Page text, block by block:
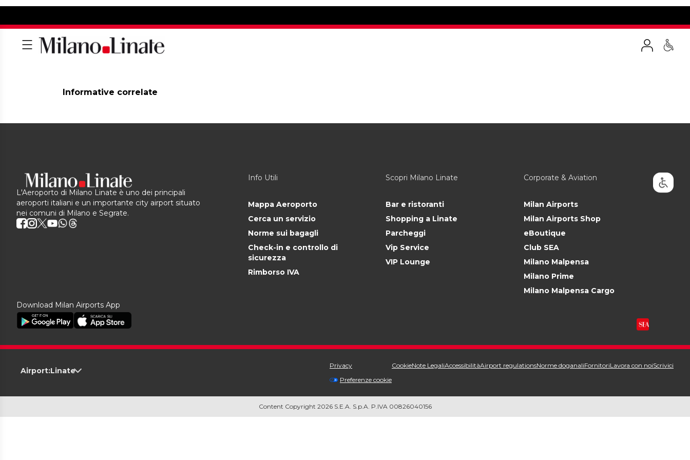
Informative correlate
L'Aeroporto di Milano Linate è uno dei principali
aeroporti italiani e un importante city airport situato
nei comuni di Milano e Segrate.
Info Utili
Mappa Aeroporto
Cerca un servizio
Norme sui bagagli
Check-in e controllo di
sicurezza
Rimborso IVA
Scopri Milano Linate
Bar e ristoranti
Shopping a Linate
Parcheggi
Vip Service
VIP Lounge
Corporate & Aviation
Milan Airports
Milan Airports Shop
eBoutique
Club SEA
Milano Malpensa
Milano Prime
Milano Malpensa Cargo
Download Milan Airports App
Airport:Linate
Privacy
Preferenze cookie
CookieNote LegaliAccessibilitàAirport regulationsNorme doganaliFornitoriLavora con noiScrivici
Content Copyright 2026 S.E.A. S.p.A. P.IVA 00826040156